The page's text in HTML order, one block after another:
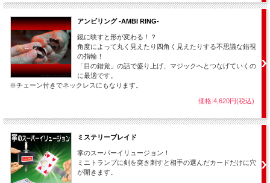
何と、５円玉でもできます・・・！
また、指輪を使う場合は、透明ケースに入る物なら 相手に借りた指輪
す。
アンビリング -AMBI RING-
鏡に映すと形が変わる！？
角度によって丸く見えたり四角く見えたりする不思議な錯視
の指輪！
「目の錯覚」の話で盛り上げ、マジックへとつなげていくの
に最適です。
※チェーン付きでネックレスにもなります。
価格:4,620円(税込)
ミステリーブレイド
掌のスーパーイリュージョン！
ミニトランプに剣を突き刺すと相手の選んだカードだけに穴
が開きます。